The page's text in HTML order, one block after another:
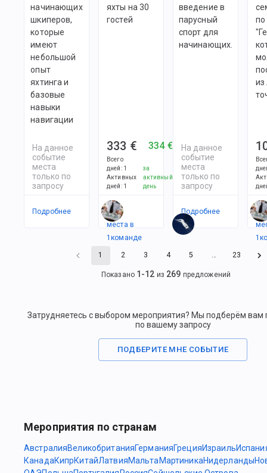
начинающих
шкиперов,
которые
имеют
небольшой
опыт
яхтинга и
базовые
навыки
навигации
На данное
событие
места
только по
запросу
Подробнее
яхты на 30
гостей
333 €
Всего
дней: 1
Активных
дней: 1
334 €
за
активный
день
Есть
места в
1командe
введение в
парусный
спорт для
начинающих.
На данное
событие
места
только по
запросу
Подробнее
по
1
1 2 3 4 5 … 23
Показано 1 -12 из 269 предложений
Затрудняетесь с выбором мероприятия? Мы подберём вам
по вашему запросу
ПОДБЕРИТЕ МНЕ СОБЫТИЕ
Мероприятия по странам
АвстралияВеликобританияГерманияГрецияИзраиль
КанадаКипрКитайЛатвияМальта МартиникаНидерланды